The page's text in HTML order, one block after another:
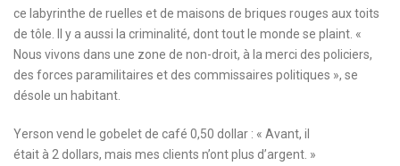
ce labyrinthe de ruelles et de maisons de briques rouges aux toits
de tôle. Il y a aussi la criminalité, dont tout le monde se plaint. «
Nous vivons dans une zone de non-droit, à la merci des policiers,
des forces paramilitaires et des commissaires politiques », se
désole un habitant.
Yerson vend le gobelet de café 0,50 dollar : « Avant, il
était à 2 dollars, mais mes clients n’ont plus d’argent. »